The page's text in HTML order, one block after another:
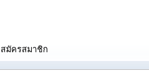
สมัครสมาชิก